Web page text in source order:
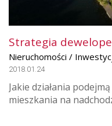
Strategia
Nieruchomości /
2018.01.24
Jakie działania
mieszkania na